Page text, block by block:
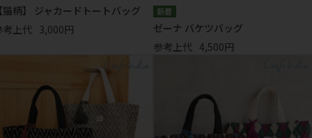
猫柄】 ジャカードトートバッグ
考上代 3,000円
ゼーナ バケツバッグ
参考上代 4,500円